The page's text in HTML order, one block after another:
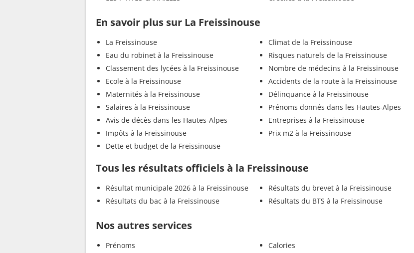
En savoir plus sur La Freissinouse
La Freissinouse
Eau du robinet à la Freissinouse
Classement des lycées à la Freissinouse
Ecole à la Freissinouse
Maternités à la Freissinouse
Salaires à la Freissinouse
Avis de décès dans les Hautes-Alpes
Impôts à la Freissinouse
Dette et budget de la Freissinouse
Climat de la Freissinouse
Risques naturels de la Freissinouse
Nombre de médecins à la Freissinouse
Accidents de la route à la Freissinouse
Délinquance à la Freissinouse
Prénoms donnés dans les Hautes-Alpes
Entreprises à la Freissinouse
Prix m2 à la Freissinouse
Tous les résultats officiels à la Freissinouse
Résultat municipale 2026 à la Freissinouse
Résultats du bac à la Freissinouse
Résultats du brevet à la Freissinouse
Résultats du BTS à la Freissinouse
Nos autres services
Prénoms Calories